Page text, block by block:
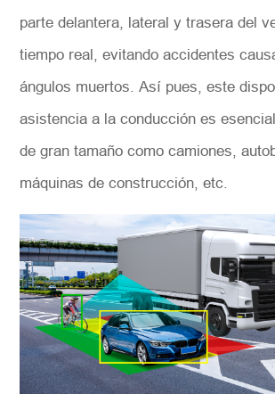
parte delantera, lateral y trasera del
tiempo real, evitando accidentes
ángulos muertos. Así pues, este
asistencia a la conducción es
de gran tamaño como camiones,
máquinas de construcción, etc.